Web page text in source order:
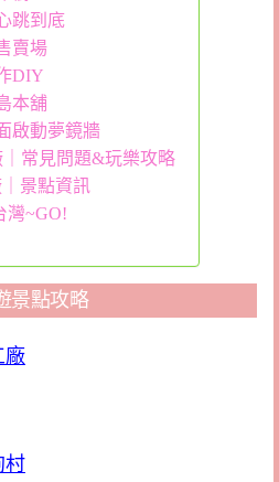
跳到底
賣場
DIY
本舖
啟動夢鏡牆
常見問題&玩樂攻略
景點資訊
灣~GO!
景點攻略
廠
村